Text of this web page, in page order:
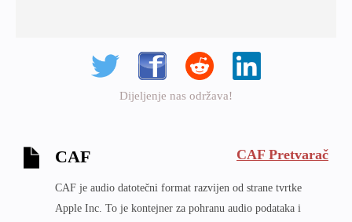
Dijeljenje nas održava!
CAF CAF Pretvarač
CAF je audio datotečni format razvijen od strane tvrtke
Apple Inc. To je kontejner za pohranu audio podataka i